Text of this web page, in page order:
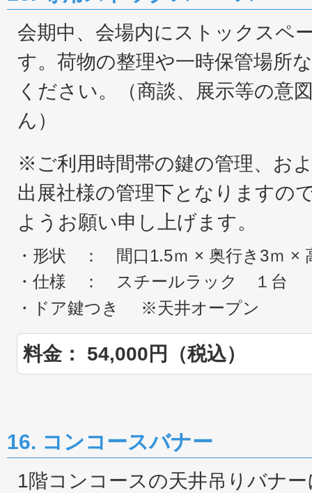
会期中、会場内にストックスペ
す。荷物の整理や一時保管場所
ください。（商談、展示等の意
ん）
※ご利用時間帯の鍵の管理、お
出展社様の管理下となりますの
ようお願い申し上げます。
・形状 ： 間口1.5ｍ × 奥行き3ｍ ×
・仕様 ： スチールラック １台
・ドア鍵つき ※天井オープン
料金： 54,000円（税込）
16. コンコースバナー
1階コンコースの天井吊りバナー